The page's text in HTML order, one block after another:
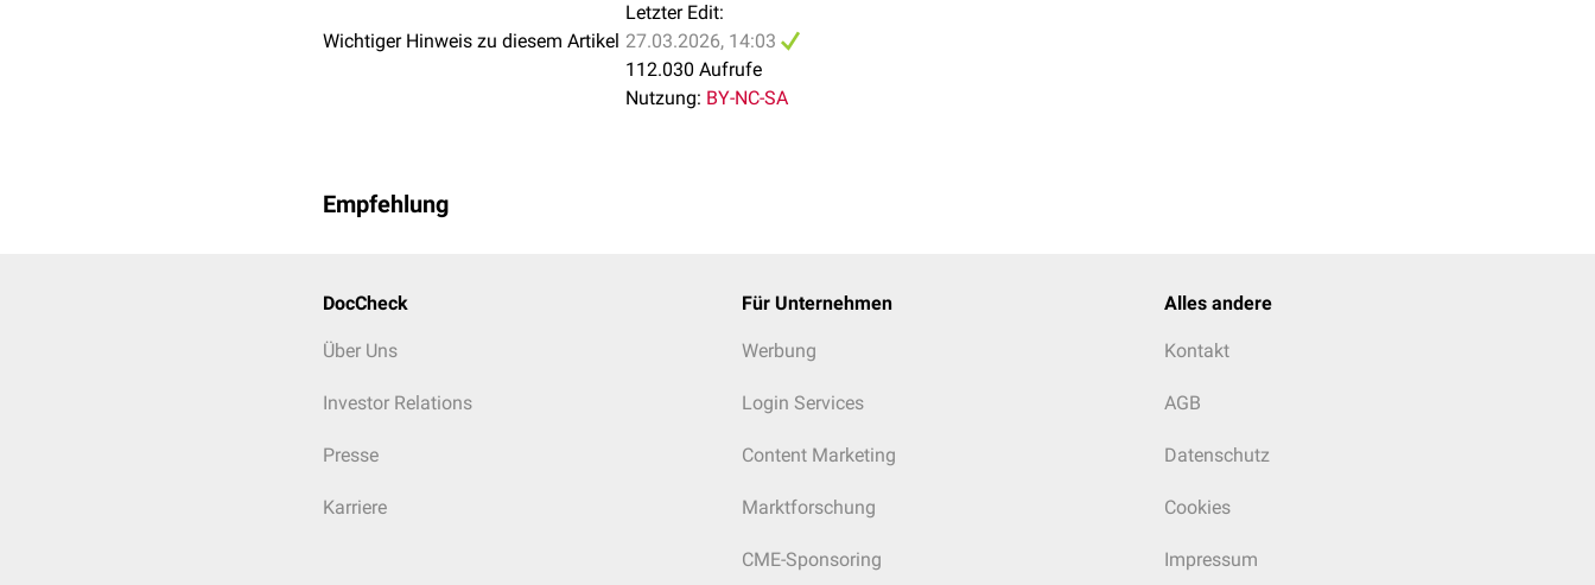
Wichtiger Hinweis zu diesem Artikel
Letzter Edit:
27.03.2026, 14:03
112.030 Aufrufe
Nutzung: BY-NC-SA
Empfehlung
DocCheck
Über Uns
Investor Relations
Presse
Karriere
Für Unternehmen
Werbung
Login Services
Content Marketing
Marktforschung
CME-Sponsoring
Alles andere
Kontakt
AGB
Datenschutz
Cookies
Impressum